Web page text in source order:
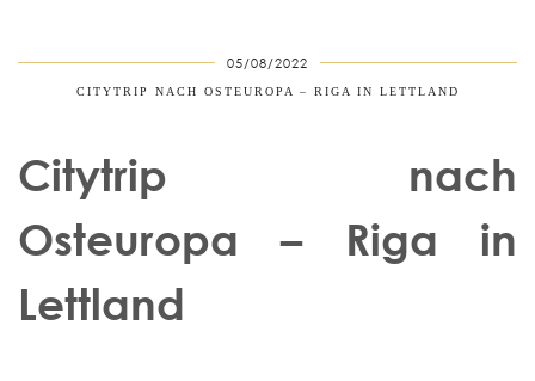
05/08/2022
CITYTRIP NACH OSTEUROPA – RIGA IN LETTLAND
Citytrip nach
Osteuropa – Riga in
Lettland